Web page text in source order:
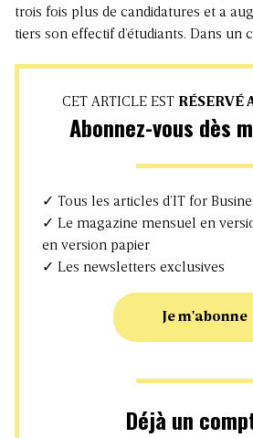
trois fois plus de candidatures et a
tiers son effectif d’étudiants. Dans un
CET ARTICLE EST RÉSERVÉ
Abonnez-vous dès
✓ Tous les articles d’IT for
✓ Le magazine mensuel en
en version papier
✓ Les newsletters exclusives
Je m'abonne
Déjà un